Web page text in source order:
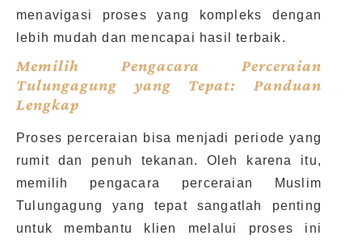
menavigasi proses yang kompleks dengan
lebih mudah dan mencapai hasil terbaik.
Memilih Pengacara Perceraian
Tulungagung yang Tepat: Panduan
Lengkap
Proses perceraian bisa menjadi periode yang
rumit dan penuh tekanan. Oleh karena itu,
memilih pengacara perceraian Muslim
Tulungagung yang tepat sangatlah penting
untuk membantu klien melalui proses ini